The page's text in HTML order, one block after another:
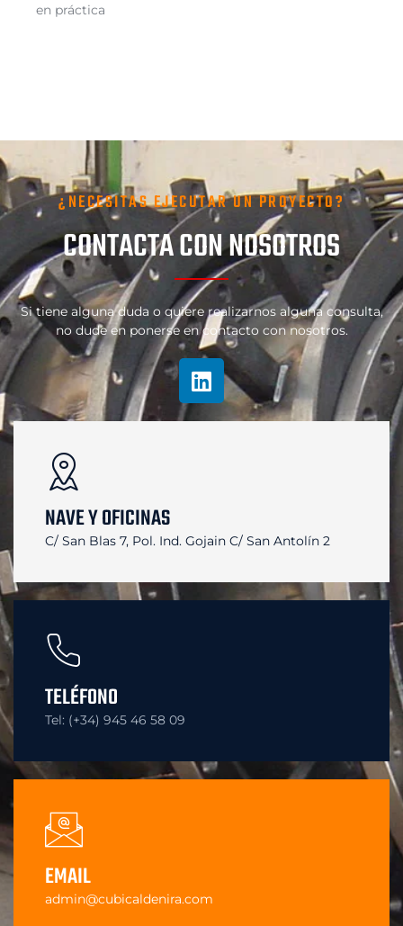
en práctica
¿NECESITAS EJECUTAR UN PROYECTO?
CONTACTA CON NOSOTROS
Si tiene alguna duda o quiere realizarnos alguna consulta,
no dude en ponerse en contacto con nosotros.
NAVE Y OFICINAS
C/ San Blas 7, Pol. Ind. Gojain C/ San Antolín 2
TELÉFONO
Tel: (+34) 945 46 58 09
EMAIL
admin@cubicaldenira.com